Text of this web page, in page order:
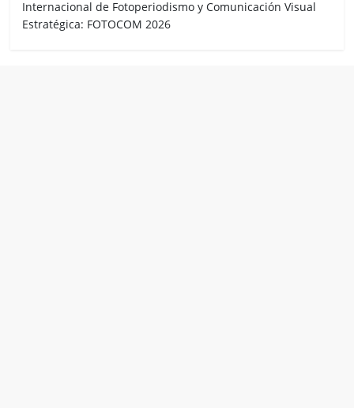
Internacional de Fotoperiodismo y Comunicación Visual
Estratégica: FOTOCOM 2026